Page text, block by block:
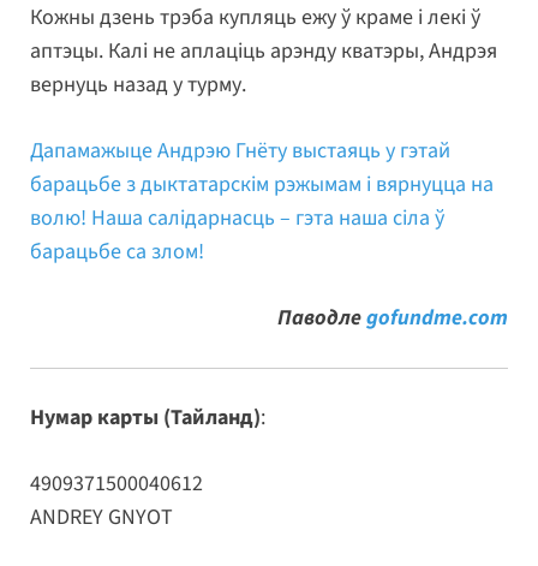
Кожны дзень трэба купляць ежу ў краме і лекі ў
аптэцы. Калі не аплаціць арэнду кватэры, Андрэя
вернуць назад у турму.
Дапамажыце Андрэю Гнёту выстаяць у гэтай
барацьбе з дыктатарскім рэжымам і вярнуцца на
волю! Наша салідарнасць – гэта наша сіла ў
барацьбе са злом!
Паводлеgofundme.com
Нумар карты (Тайланд):
4909371500040612
ANDREY GNYOT